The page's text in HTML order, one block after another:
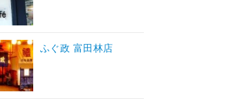
ふぐ政 富田林店